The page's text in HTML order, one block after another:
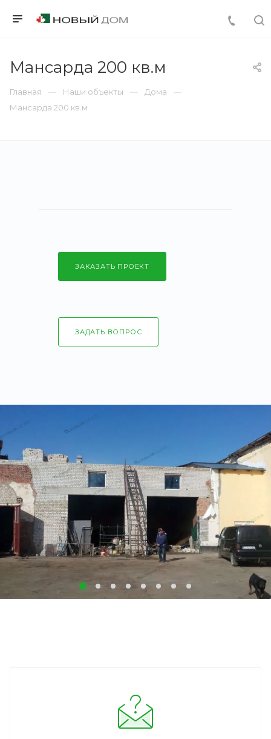
Мансарда 200 кв.м
Главная Наши объекты
Дома
Мансарда 200 кв.м
ЗАКАЗАТЬ ПРОЕКТ
ЗАДАТЬ ВОПРОС